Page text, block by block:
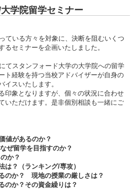
学院留学セミナー
ている方々を対象に、決断を阻むいくつ
セミナーを企画いたしました。
てスタンフォード大学の大学院への留学
ト経験を持つ当校アドバイザーが自身の
イスいたします。
印象となりますが、個々の状況に合わせ
いただけます。是非個別相談も一緒にご
値があるのか？
ぜ留学を目指すのか？
か？
は？（ランキング/専攻）
のか？ 現地の授業の厳しさは？
のか？その資金繰りは？